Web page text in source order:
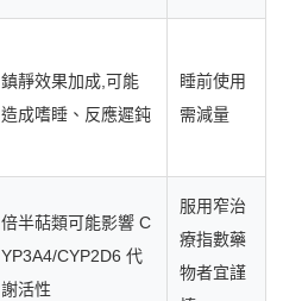
鎮靜效果加成,可能
造成嗜睡、反應遲鈍
睡前使用
需減量
倍半萜類可能影響 C
YP3A4/CYP2D6 代
謝活性
服用窄治
療指數藥
物者宜謹